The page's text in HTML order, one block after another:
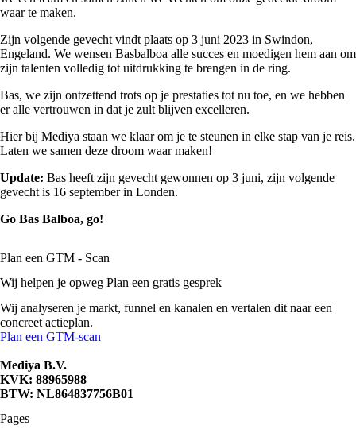
waar te maken.
Zijn volgende gevecht vindt plaats op 3 juni 2023 in Swindon,
Engeland. We wensen Basbalboa alle succes en moedigen hem aan om
zijn talenten volledig tot uitdrukking te brengen in de ring.
Bas, we zijn ontzettend trots op je prestaties tot nu toe, en we hebben
er alle vertrouwen in dat je zult blijven excelleren.
Hier bij Mediya staan we klaar om je te steunen in elke stap van je reis.
Laten we samen deze droom waar maken!
Update: Bas heeft zijn gevecht gewonnen op 3 juni, zijn volgende
gevecht is 16 september in Londen.
Go Bas Balboa, go!
Plan een GTM - Scan
Wij helpen je opweg Plan een gratis gesprek
Wij analyseren je markt, funnel en kanalen en vertalen dit naar een
concreet actieplan.
Plan een GTM-scan
Mediya B.V.
KVK: 88965988
BTW: NL864837756B01
Pages